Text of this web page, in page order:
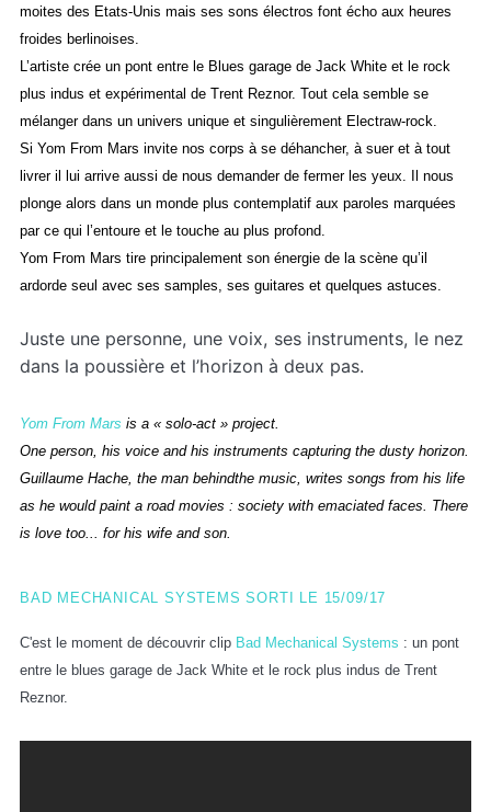
moites des Etats-Unis mais ses sons électros font écho aux heures
froides berlinoises.
L’artiste crée un pont entre le Blues garage de Jack White et le rock
plus indus et expérimental de Trent Reznor. Tout cela semble se
mélanger dans un univers unique et singulièrement Electraw-rock.
Si Yom From Mars invite nos corps à se déhancher, à suer et à tout
livrer il lui arrive aussi de nous demander de fermer les yeux. Il nous
plonge alors dans un monde plus contemplatif aux paroles marquées
par ce qui l’entoure et le touche au plus profond.
Yom From Mars tire principalement son énergie de la scène qu’il
ardorde seul avec ses samples, ses guitares et quelques astuces.
Juste une personne, une voix, ses instruments, le nez
dans la poussière et l’horizon à deux pas.
Yom From Mars is a « solo-act » project.
One person, his voice and his instruments capturing the dusty horizon.
Guillaume Hache, the man behindthe music, writes songs from his life
as he would paint a road movies : society with emaciated faces. There
is love too... for his wife and son.
BAD MECHANICAL SYSTEMS SORTI LE 15/09/17
C'est le moment de découvrir clip Bad Mechanical Systems : un pont
entre le blues garage de Jack White et le rock plus indus de Trent
Reznor.